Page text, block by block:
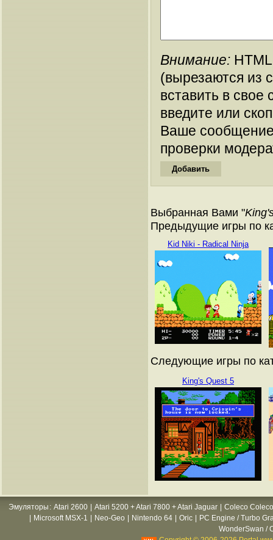
Внимание:
(вырезаются из
вставить в
введите или
Ваше
проверки
Выбранная Вами "
Предыдущие игры по
Kid Niki - Radical Ninja
Следующие игры по
King's Quest 5
Эмуляторы : Atari 2600 Atari 5200 + Atari 7800 + Atari Jaguar
Coleco
Microsoft MSX-1 Neo-Geo Nintendo 64 Oric
PC Engine / Turbo
WonderSwan /